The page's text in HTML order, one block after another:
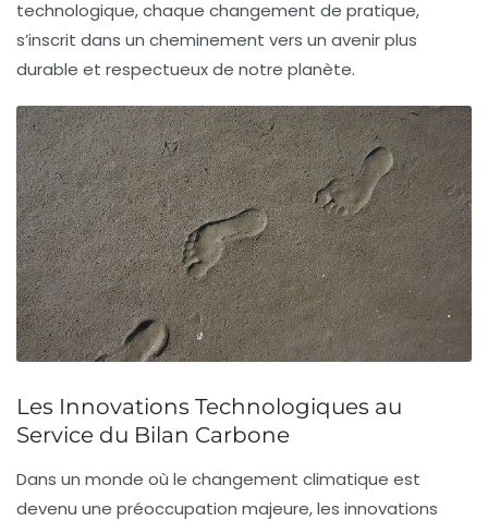
technologique, chaque changement de pratique,
s’inscrit dans un cheminement vers un avenir plus
durable et respectueux de notre planète.
Les Innovations Technologiques au
Service du Bilan Carbone
Dans un monde où le changement climatique est
devenu une préoccupation majeure, les innovations